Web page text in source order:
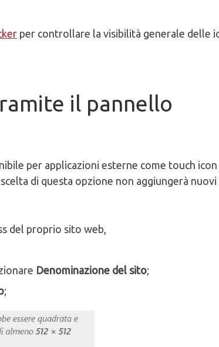
per controllare la visibilità generale delle
il pannello
per applicazioni esterne come touch icon
di questa opzione non aggiungerà nuovi
del proprio sito web,
Denominazione del sito;
;